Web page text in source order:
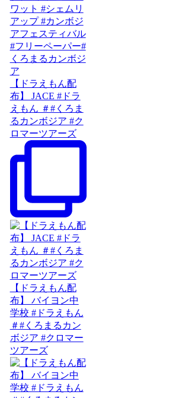
【ドラえもん配
布】 JACE #ドラ
えもん ＃#くろま
るカンボジア #ク
ロマーツアーズ
【ドラえもん配
布】 バイヨン中
学校 #ドラえもん
＃#くろまるカン
ボジア #クロマー
ツアーズ